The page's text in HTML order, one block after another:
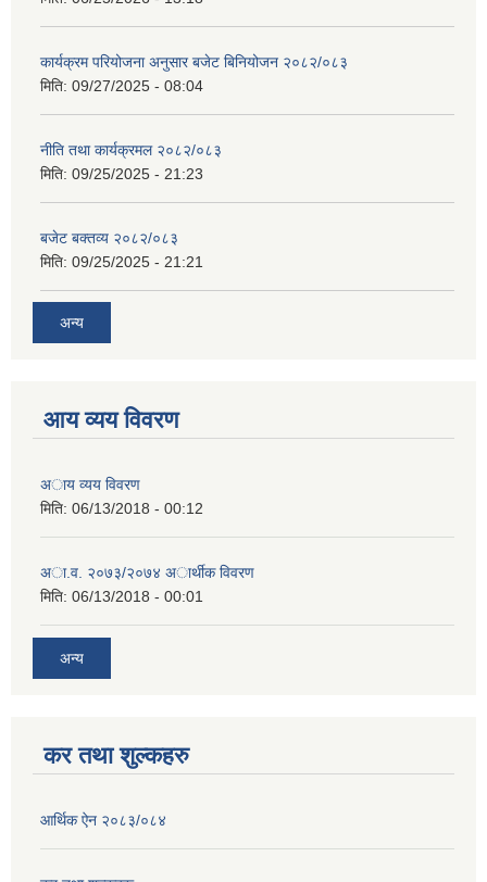
कार्यक्रम परियोजना अनुसार बजेट बिनियोजन २०८२/०८३
मिति: 09/27/2025 - 08:04
नीति तथा कार्यक्रमल २०८२/०८३
मिति: 09/25/2025 - 21:23
बजेट बक्तव्य २०८२/०८३
मिति: 09/25/2025 - 21:21
अन्य
आय व्यय विवरण
अाय व्यय विवरण
मिति: 06/13/2018 - 00:12
अा.व. २०७३/२०७४ अार्थीक विवरण
मिति: 06/13/2018 - 00:01
अन्य
कर तथा शुल्कहरु
आर्थिक ऐन २०८३/०८४